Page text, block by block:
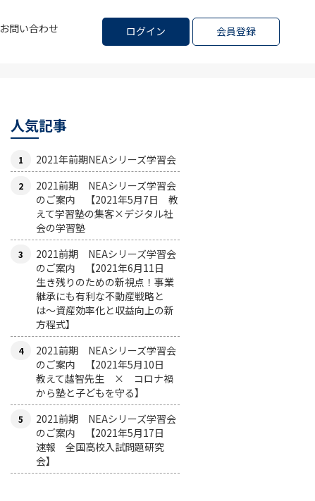
ログイン 会員登録
お問い合わせ
人気記事
2021年前期NEAシリーズ学習会
2021前期 NEAシリーズ学習会
のご案内 【2021年5月7日 教
えて学習塾の集客×デジタル社
会の学習塾
2021前期 NEAシリーズ学習会
のご案内 【2021年6月11日
生き残りのための新視点！事業
継承にも有利な不動産戦略と
は〜資産効率化と収益向上の新
方程式】
2021前期 NEAシリーズ学習会
のご案内 【2021年5月10日
教えて越智先生 × コロナ禍
から塾と子どもを守る】
2021前期 NEAシリーズ学習会
のご案内 【2021年5月17日
速報 全国高校入試問題研究
会】